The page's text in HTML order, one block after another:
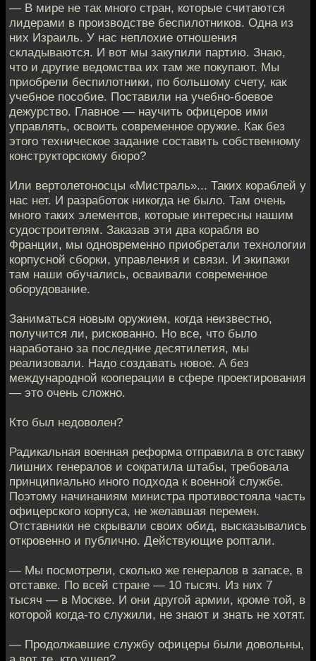
— В мире не так много стран, которые считаются
лидерами в производстве беспилотников. Одна из
них Израиль. У нас неплохие отношения
складываются. И вот мы закупили партию. Знаю,
что и другие ведомства их там же покупают. Мы
приобрели беспилотники, по большому счету, как
учебное пособие. Поставили на учебно-боевое
дежурство. Главное — научить офицеров ими
управлять, освоить современное оружие. Как без
этого техническое задание составить собственному
конструкторскому бюро?
Или вертолетоносцы «Мистраль»... Таких кораблей у
нас нет. И разработок никогда не было. Там очень
много таких элементов, которые интересны нашим
судостроителям. Заказав эти два корабля во
Франции, мы одновременно приобретали технологии
корпусной сборки, управления и связи. И экипажи
там наши обучались, осваивали современное
оборудование.
Заниматься новым оружием, когда неизвестно,
получится ли, рискованно. Но все, что было
наработано за последние десятилетия, мы
реализовали. Надо создавать новое. А без
международной кооперации в сфере проектирования
— это очень сложно.
Кто был недоволен?
Радикальная военная реформа отправила в отставку
лишних генералов и сократила штабы, требовала
принципиально иного подхода к военной службе.
Поэтому начинаниям министра противостояла часть
офицерского корпуса, не желавшая перемен.
Отставники не скрывали своих обид, высказывались
откровенно и публично. Действующие роптали.
— Мы посмотрели, сколько же генералов в запасе, в
отставке. По всей стране — 10 тысяч. Из них 7
тысяч — в Москве. И они другой армии, кроме той, в
которой когда-то служили, не знают и знать не хотят.
— Продолжавшие службу офицеры были довольны,